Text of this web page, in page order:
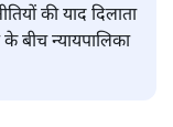
की याद दिलाता
बीच न्यायपालिका